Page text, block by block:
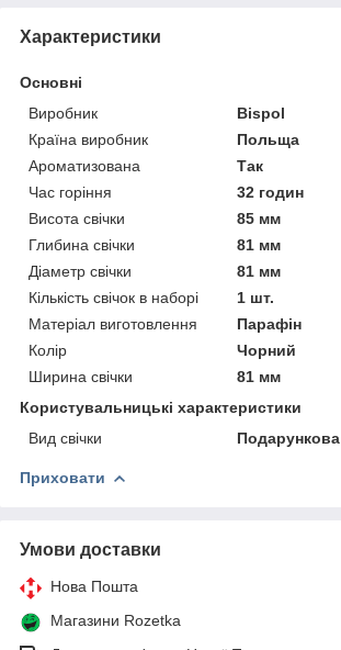
Характеристики
Основні
Виробник
Bispol
Країна виробник
Польща
Ароматизована
Так
Час горіння
32 годин
Висота свічки
85 мм
Глибина свічки
81 мм
Діаметр свічки
81 мм
Кількість свічок в наборі
1 шт.
Матеріал виготовлення
Парафін
Колір
Чорний
Ширина свічки
81 мм
Користувальницькі характеристики
Вид свічки
Подарункова
Приховати
Умови доставки
Нова Пошта
Магазини Rozetka